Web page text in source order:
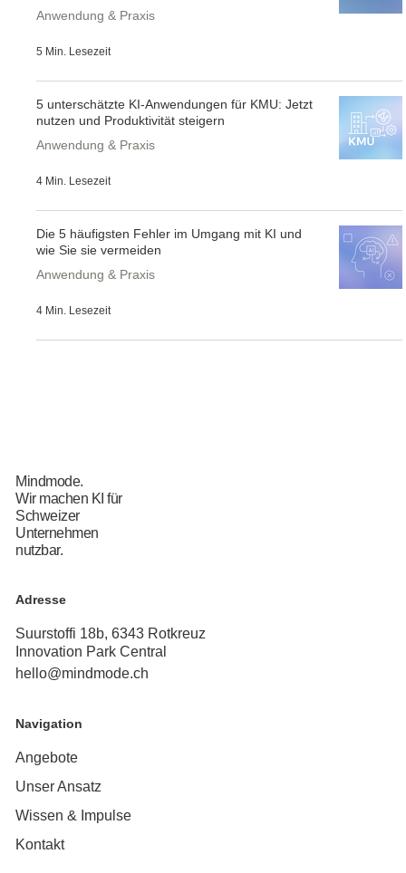
Anwendung & Praxis
5 Min. Lesezeit
5 unterschätzte KI-Anwendungen für KMU: Jetzt
nutzen und Produktivität steigern
Anwendung & Praxis
4 Min. Lesezeit
Die 5 häufigsten Fehler im Umgang mit KI und
wie Sie sie vermeiden
Anwendung & Praxis
4 Min. Lesezeit
Mindmode.
Wir machen KI für
Schweizer
Unternehmen
nutzbar.
Adresse
Suurstoffi 18b, 6343 Rotkreuz
Innovation Park Central
hello@mindmode.ch
Navigation
Angebote
Unser Ansatz
Wissen & Impulse
Kontakt